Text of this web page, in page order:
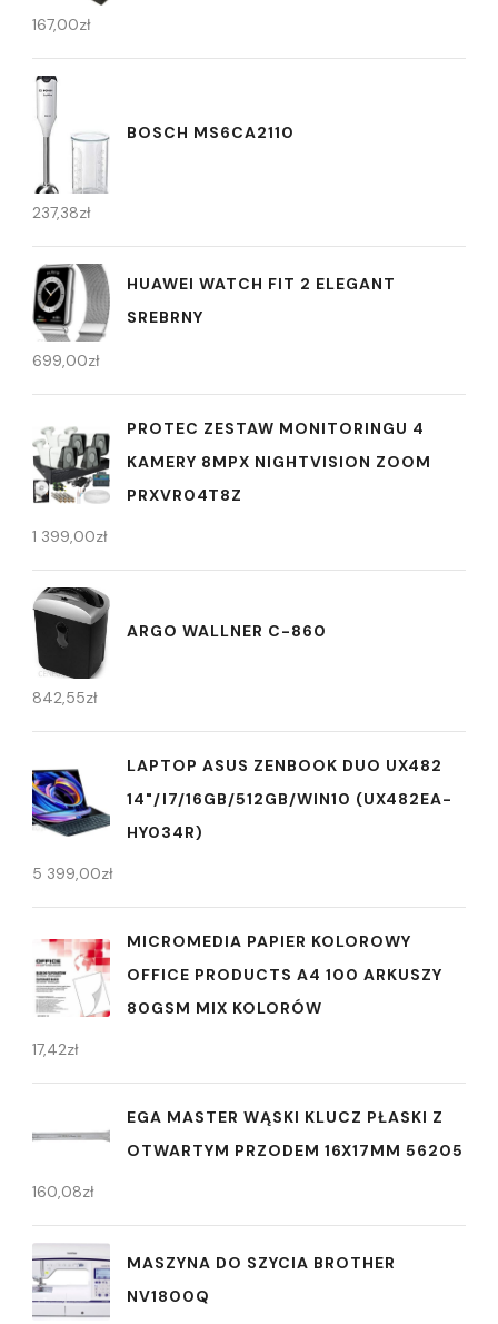
167,00zł
BOSCH MS6CA2110
237,38zł
HUAWEI WATCH FIT 2 ELEGANT
SREBRNY
699,00zł
PROTEC ZESTAW MONITORINGU 4
KAMERY 8MPX NIGHTVISION ZOOM
PRXVR04T8Z
1 399,00zł
ARGO WALLNER C-860
842,55zł
LAPTOP ASUS ZENBOOK DUO UX482
14"/I7/16GB/512GB/WIN10 (UX482EA-
HY034R)
5 399,00zł
MICROMEDIA PAPIER KOLOROWY
OFFICE PRODUCTS A4 100 ARKUSZY
80GSM MIX KOLORÓW
17,42zł
EGA MASTER WĄSKI KLUCZ PŁASKI Z
OTWARTYM PRZODEM 16X17MM 56205
160,08zł
MASZYNA DO SZYCIA BROTHER
NV1800Q